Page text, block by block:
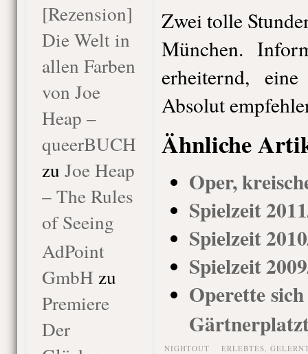
[Rezension]
Die Welt in
allen Farben
von Joe
Heap –
queerBUCH
zu Joe Heap
– The Rules
of Seeing
AdPoint
GmbH zu
Premiere
Der
Zwei tolle
München.
erheiternd,
Absolut
Ähnliche
Oper,
Spielzeit
Spielzeit
Spielzeit
Operette
NIGHTOUT ERLEBTES,